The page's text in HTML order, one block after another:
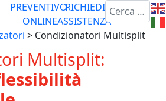
PREVENTIVO
ONLINE
RICHIEDI
ASSISTENZA
Cerca
> Condizionatori Multisplit
Multisplit: